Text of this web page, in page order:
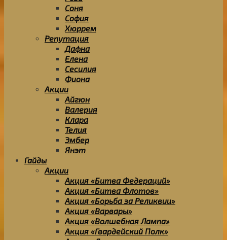
Соня
София
Хюррем
Репутация
Дафна
Елена
Сесилия
Фиона
Акции
Айгюн
Валерия
Клара
Телия
Эмбер
Янэт
Гайды
Акции
Акция «Битва Федераций»
Акция «Битва Флотов»
Акция «Борьба за Реликвии»
Акция «Варвары»
Акция «Волшебная Лампа»
Акция «Гвардейский Полк»